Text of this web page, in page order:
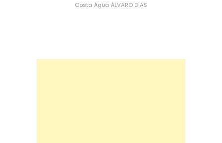
Costa Água ÁLVARO DIAS